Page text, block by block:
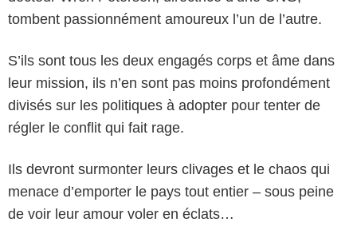
tombent passionnément amoureux l’un de l’autre.
S’ils sont tous les deux engagés corps et âme dans
leur mission, ils n’en sont pas moins profondément
divisés sur les politiques à adopter pour tenter de
régler le conflit qui fait rage.
Ils devront surmonter leurs clivages et le chaos qui
menace d’emporter le pays tout entier – sous peine
de voir leur amour voler en éclats…